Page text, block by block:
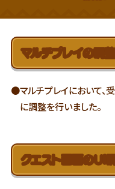
マルチプレイの調
●マルチプレイにおいて、
に調整を行いました。
クエスト画面のUI